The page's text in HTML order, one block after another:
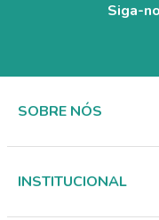
Siga-
SOBRE NÓS
INSTITUCIONAL